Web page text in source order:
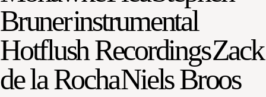
Brunerinstrumental
Hotflush RecordingsZack
de la RochaNiels Broos